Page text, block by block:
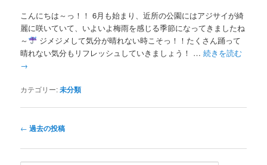
こんにちは～っ！！ 6月も始まり、近所の公園にはアジサイが綺
麗に咲いていて、いよいよ梅雨を感じる季節になってきましたね
～
ジメジメして気分が晴れない時こそっ！！たくさん踊って
晴れない気分もリフレッシュしていきましょう！ …続きを読む
→
カテゴリー:未分類
投
ナ
← 過去の投稿